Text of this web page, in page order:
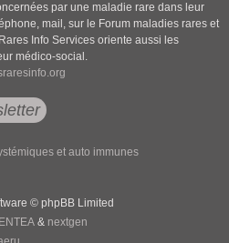
par une maladie rare dans leur
mail, sur le Forum maladies rares et
Info Services oriente aussi les
médico-social.
et auto immunes
© phpBB Limited
& nextgen